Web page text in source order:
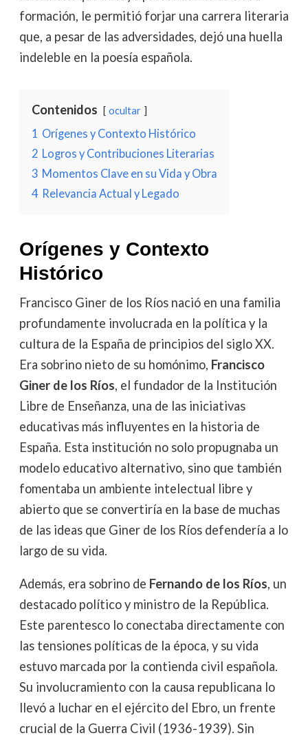
formación, le permitió forjar una carrera literaria
que, a pesar de las adversidades, dejó una huella
indeleble en la poesía española.
Contenidos ocultar
1 Orígenes y Contexto Histórico
2 Logros y Contribuciones Literarias
3 Momentos Clave en su Vida y Obra
4 Relevancia Actual y Legado
Orígenes y Contexto
Histórico
Francisco Giner de los Ríos nació en una familia
profundamente involucrada en la política y la
cultura de la España de principios del siglo XX.
Era sobrino nieto de su homónimo, Francisco
Giner de los Ríos, el fundador de la Institución
Libre de Enseñanza, una de las iniciativas
educativas más influyentes en la historia de
España. Esta institución no solo propugnaba un
modelo educativo alternativo, sino que también
fomentaba un ambiente intelectual libre y
abierto que se convertiría en la base de muchas
de las ideas que Giner de los Ríos defendería a lo
largo de su vida.
Además, era sobrino de Fernando de los Ríos, un
destacado político y ministro de la República.
Este parentesco lo conectaba directamente con
las tensiones políticas de la época, y su vida
estuvo marcada por la contienda civil española.
Su involucramiento con la causa republicana lo
llevó a luchar en el ejército del Ebro, un frente
crucial de la Guerra Civil (1936-1939). Sin